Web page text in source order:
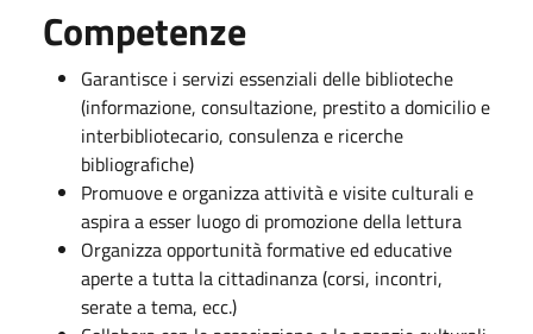
Competenze
Garantisce i servizi essenziali delle biblioteche
(informazione, consultazione, prestito a domicilio e
interbibliotecario, consulenza e ricerche
bibliografiche)
Promuove e organizza attività e visite culturali e
aspira a esser luogo di promozione della lettura
Organizza opportunità formative ed educative
aperte a tutta la cittadinanza (corsi, incontri,
serate a tema, ecc.)